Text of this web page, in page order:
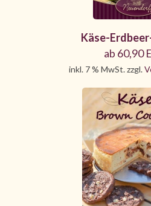
Käse-
ab 60,90
inkl. 7 % MwSt. zzgl.